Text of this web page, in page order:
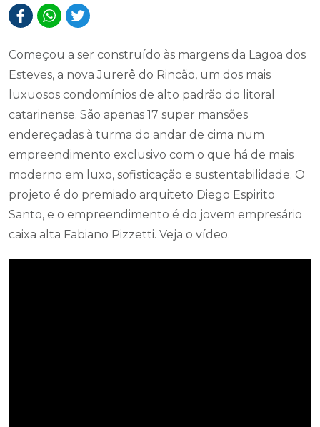
Começou a ser construído às margens da Lagoa dos
Esteves, a nova Jurerê do Rincão, um dos mais
luxuosos condomínios de alto padrão do litoral
catarinense. São apenas 17 super mansões
endereçadas à turma do andar de cima num
empreendimento exclusivo com o que há de mais
moderno em luxo, sofisticação e sustentabilidade. O
projeto é do premiado arquiteto Diego Espirito
Santo, e o empreendimento é do jovem empresário
caixa alta Fabiano Pizzetti. Veja o vídeo.